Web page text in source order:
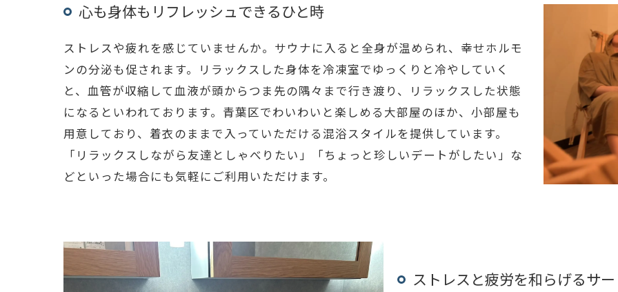
心も身体もリフレッシュできるひと時
ストレスや疲れを感じていませんか。サウナに入ると全身が温められ、幸せホルモ
ンの分泌も促されます。リラックスした身体を冷凍室でゆっくりと冷やしていく
と、血管が収縮して血液が頭からつま先の隅々まで行き渡り、リラックスした状態
になるといわれております。青葉区でわいわいと楽しめる大部屋のほか、小部屋も
用意しており、着衣のままで入っていただける混浴スタイルを提供しています。
「リラックスしながら友達としゃべりたい」「ちょっと珍しいデートがしたい」な
どといった場合にも気軽にご利用いただけます。
ストレスと疲労を和らげるサ